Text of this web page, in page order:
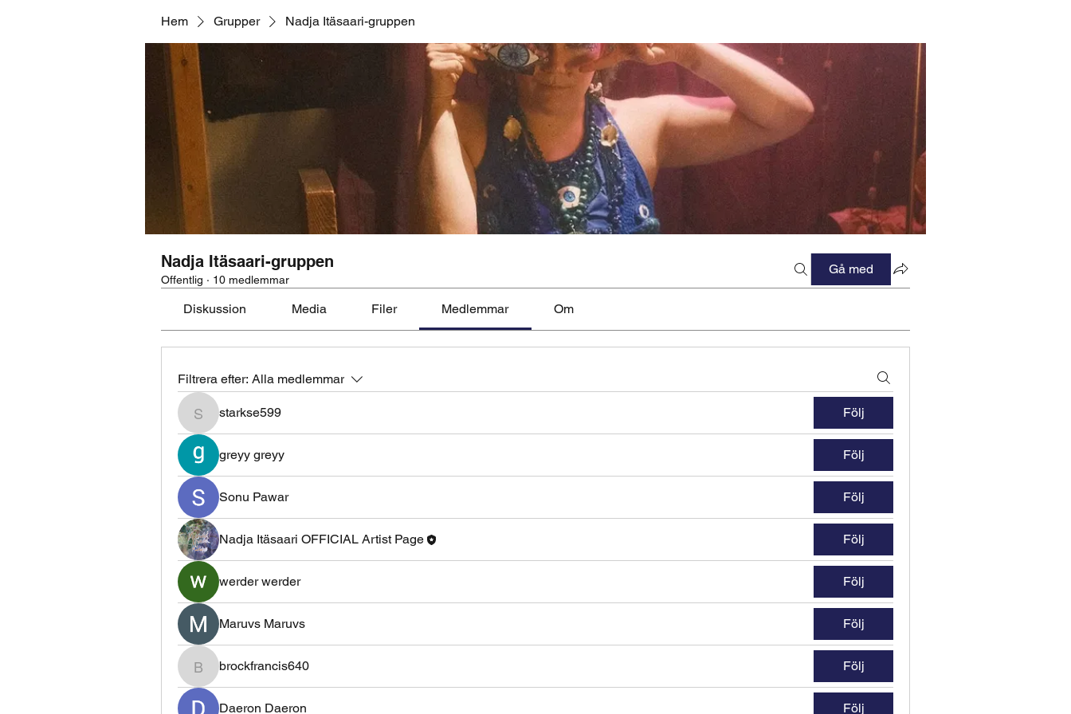
Hem Grupper Nadja Itäsaari-gruppen
Nadja Itäsaari-gruppen
Offentlig · 10 medlemmar
Gå med
Diskussion Media Filer Medlemmar Om
Filtrera efter: Alla medlemmar
starkse599
starkse599 Följ
greyy greyy Följ
Sonu Pawar Följ
Nadja Itäsaari OFFICIAL Artist Page Följ
werder werder Följ
Maruvs Maruvs Följ
brockfrancis640
brockfrancis640 Följ
Daeron Daeron Följ